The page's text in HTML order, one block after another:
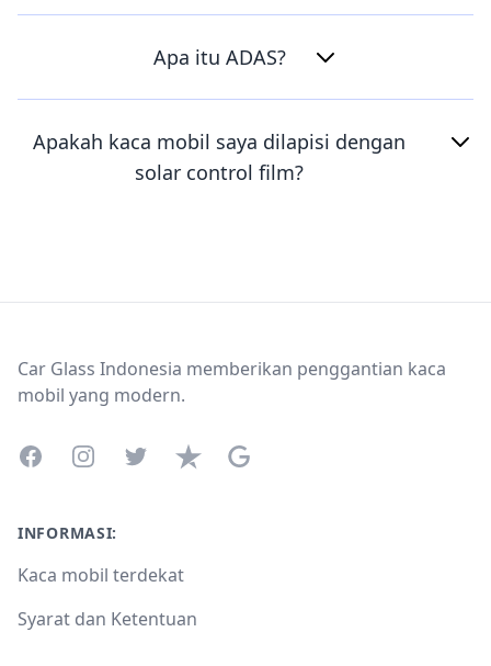
Apa itu ADAS?
Apakah kaca mobil saya dilapisi dengan
solar control film?
Car Glass Indonesia memberikan penggantian kaca
mobil yang modern.
FacebookInstagramTwitterTrustpilotGoogle Business Profile
INFORMASI:
Kaca mobil terdekat
Syarat dan Ketentuan